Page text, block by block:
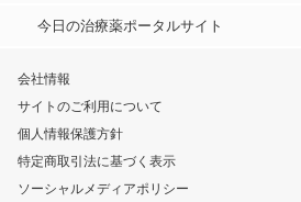
今日の治療薬ポータルサイト
会社情報
サイトのご利用について
個人情報保護方針
特定商取引法に基づく表示
ソーシャルメディアポリシー